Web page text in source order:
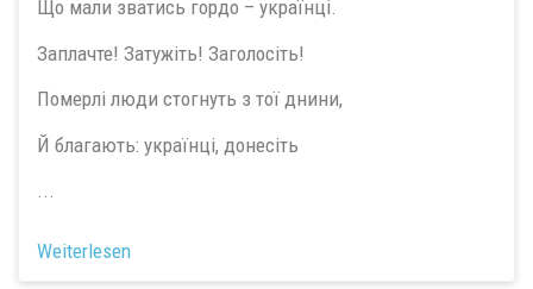
Що мали зватись гордо – українці.
Заплачте! Затужіть! Заголосіть!
Померлі люди стогнуть з тої днини,
Й благають: українці, донесіть
...
Weiterlesen